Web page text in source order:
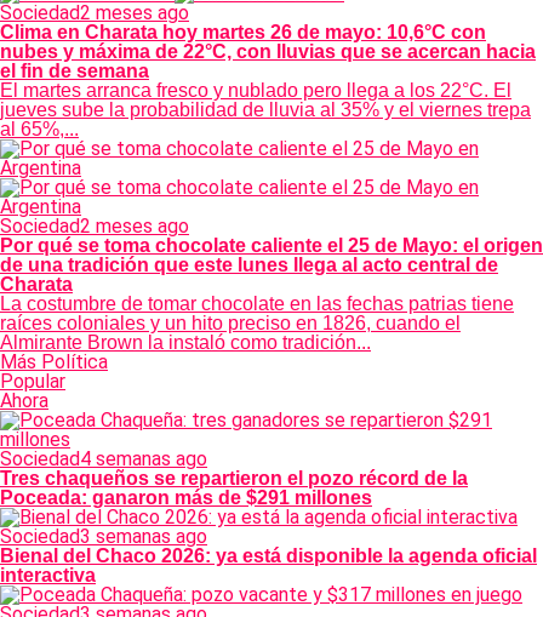
Sociedad2 meses ago
Clima en Charata hoy martes 26 de mayo: 10,6°C con
nubes y máxima de 22°C, con lluvias que se acercan hacia
el fin de semana
El martes arranca fresco y nublado pero llega a los 22°C. El
jueves sube la probabilidad de lluvia al 35% y el viernes trepa
al 65%,...
Sociedad2 meses ago
Por qué se toma chocolate caliente el 25 de Mayo: el origen
de una tradición que este lunes llega al acto central de
Charata
La costumbre de tomar chocolate en las fechas patrias tiene
raíces coloniales y un hito preciso en 1826, cuando el
Almirante Brown la instaló como tradición...
Más Política
Popular
Ahora
Sociedad4 semanas ago
Tres chaqueños se repartieron el pozo récord de la
Poceada: ganaron más de $291 millones
Sociedad3 semanas ago
Bienal del Chaco 2026: ya está disponible la agenda oficial
interactiva